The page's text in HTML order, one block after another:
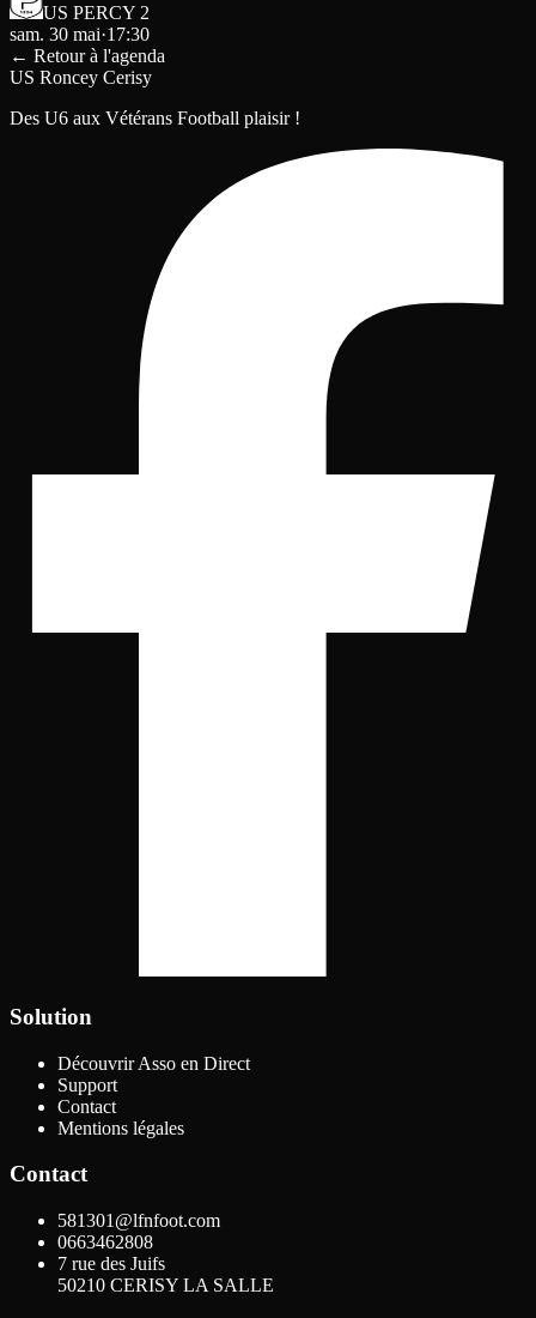
US PERCY 2
sam. 30 mai·17:30
← Retour à l'agenda
US Roncey Cerisy
Des U6 aux Vétérans Football plaisir !
Solution
Découvrir Asso en Direct
Support
Contact
Mentions légales
Contact
581301@lfnfoot.com
0663462808
7 rue des Juifs
50210 CERISY LA SALLE